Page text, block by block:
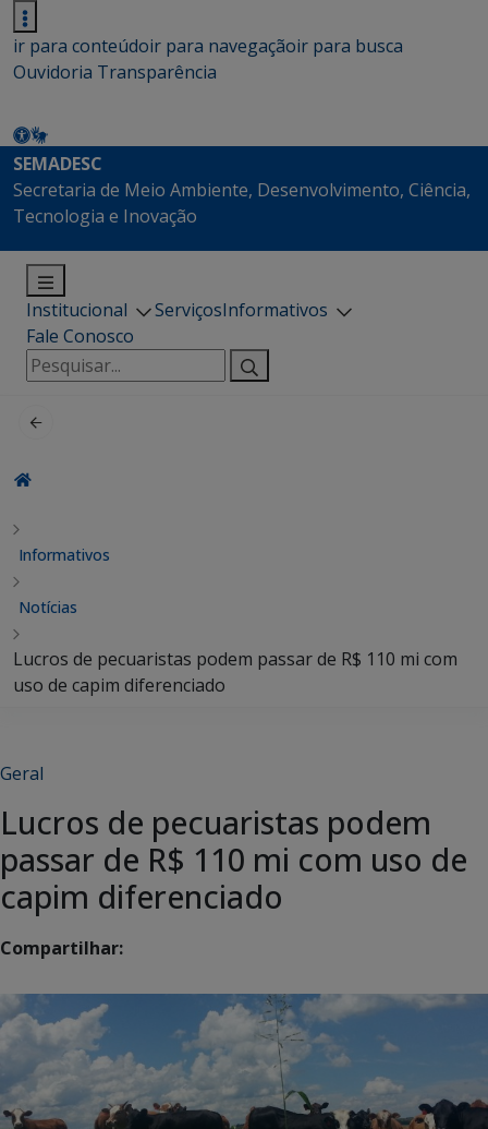
ir para conteúdoir para navegaçãoir para busca
Ouvidoria Transparência
SEMADESC
Secretaria de Meio Ambiente, Desenvolvimento, Ciência,
Tecnologia e Inovação
Institucional ServiçosInformativos
Fale Conosco
Pesquisar
por:
Informativos
Notícias
Lucros de pecuaristas podem passar de R$ 110 mi com
uso de capim diferenciado
Geral
Lucros de pecuaristas podem
passar de R$ 110 mi com uso de
capim diferenciado
Compartilhar: